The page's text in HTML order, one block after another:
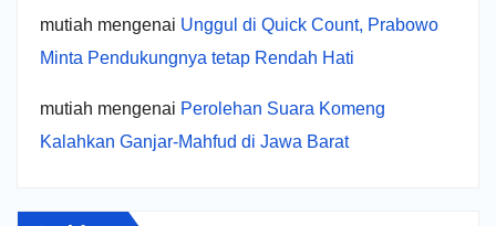
mutiah mengenai Unggul di Quick Count, Prabowo
Minta Pendukungnya tetap Rendah Hati
mutiah mengenai Perolehan Suara Komeng
Kalahkan Ganjar-Mahfud di Jawa Barat